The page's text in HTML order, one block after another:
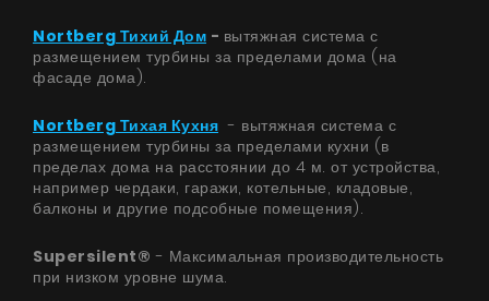
Nortberg Тихий Дом - вытяжная система с
размещением турбины за пределами дома (на
фасаде дома).
Nortberg Тихая Кухня - вытяжная система с
размещением турбины за пределами кухни (в
пределах дома на расстоянии до 4 м. от устройства,
например чердаки, гаражи, котельные, кладовые,
балконы и другие подсобные помещения).
Supersilent® - Максимальная производительность
при низком уровне шума.